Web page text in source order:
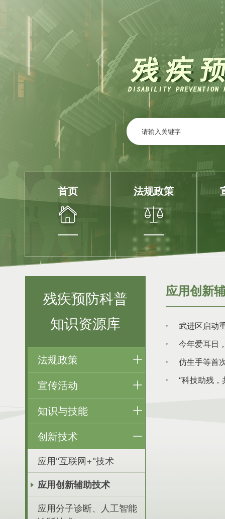
首页 法规政策
残疾预防科普
知识资源库
法规政策
宣传活动
知识与技能
创新技术
应用"互联网+"技术
应用创新辅助技术
应用分子诊断、人工智能
应用创新
武进区启动
今年爱耳日
仿生手等首
“科技助残